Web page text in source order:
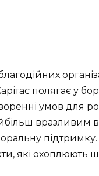
полягає у
умов для
вразливим
підтримку.
які охоплюють